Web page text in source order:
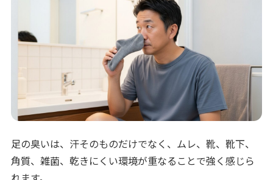
足の臭いは、汗そのものだけでなく、ムレ、靴、靴下、
角質、雑菌、乾きにくい環境が重なることで強く感じら